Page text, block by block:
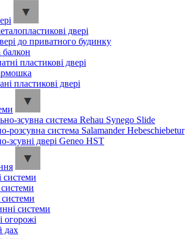
двері
до приватного будинку
балкон
пластикові двері
пластикові двері
зсувна система Rehau Synego Slide
розсувна система Salamander Hebeschiebetur
зсувні двері Geneo HST
системи
системи
системи
огорожі
дах